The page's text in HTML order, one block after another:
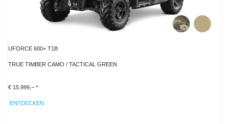
UFORCE 600+ T1B
TRUE TIMBER CAMO / TACTICAL GREEN
€ 15.999,– *
ENTDECKEN